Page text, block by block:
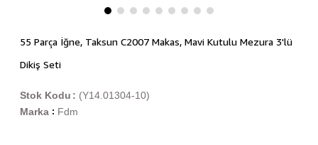
55 Parça İğne, Taksun C2007 Makas, Mavi Kutulu Mezura 3'lü
Dikiş Seti
(Y14.01304-10)
Stok Kodu
Marka : Fdm